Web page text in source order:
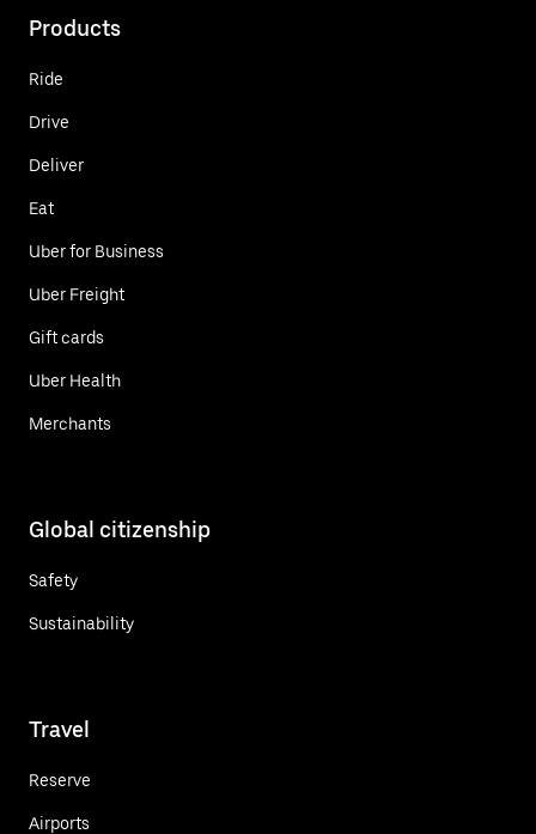
Products
Ride
Drive
Deliver
Eat
Uber for Business
Uber Freight
Gift cards
Uber Health
Merchants
Global citizenship
Safety
Sustainability
Travel
Reserve
Airports